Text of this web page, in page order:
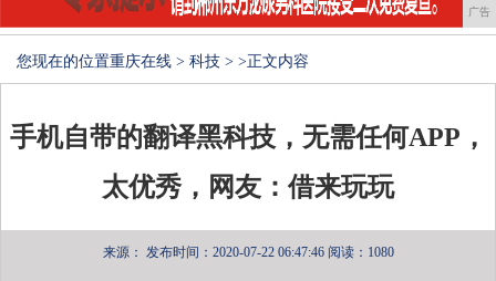
广告
您现在的位置重庆在线 > 科技 > >正文内容
手机自带的翻译黑科技，无需任何APP，
太优秀，网友：借来玩玩
来源： 发布时间：2020-07-22 06:47:46 阅读：1080